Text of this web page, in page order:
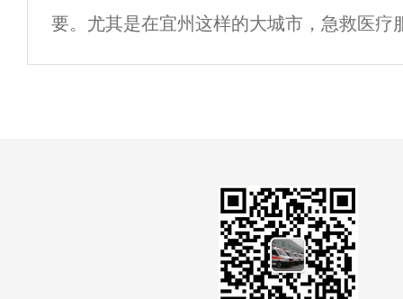
要。尤其是在宜州这样的大城市，急救医疗
未有的挑战。随着社会的发展和人们健康意